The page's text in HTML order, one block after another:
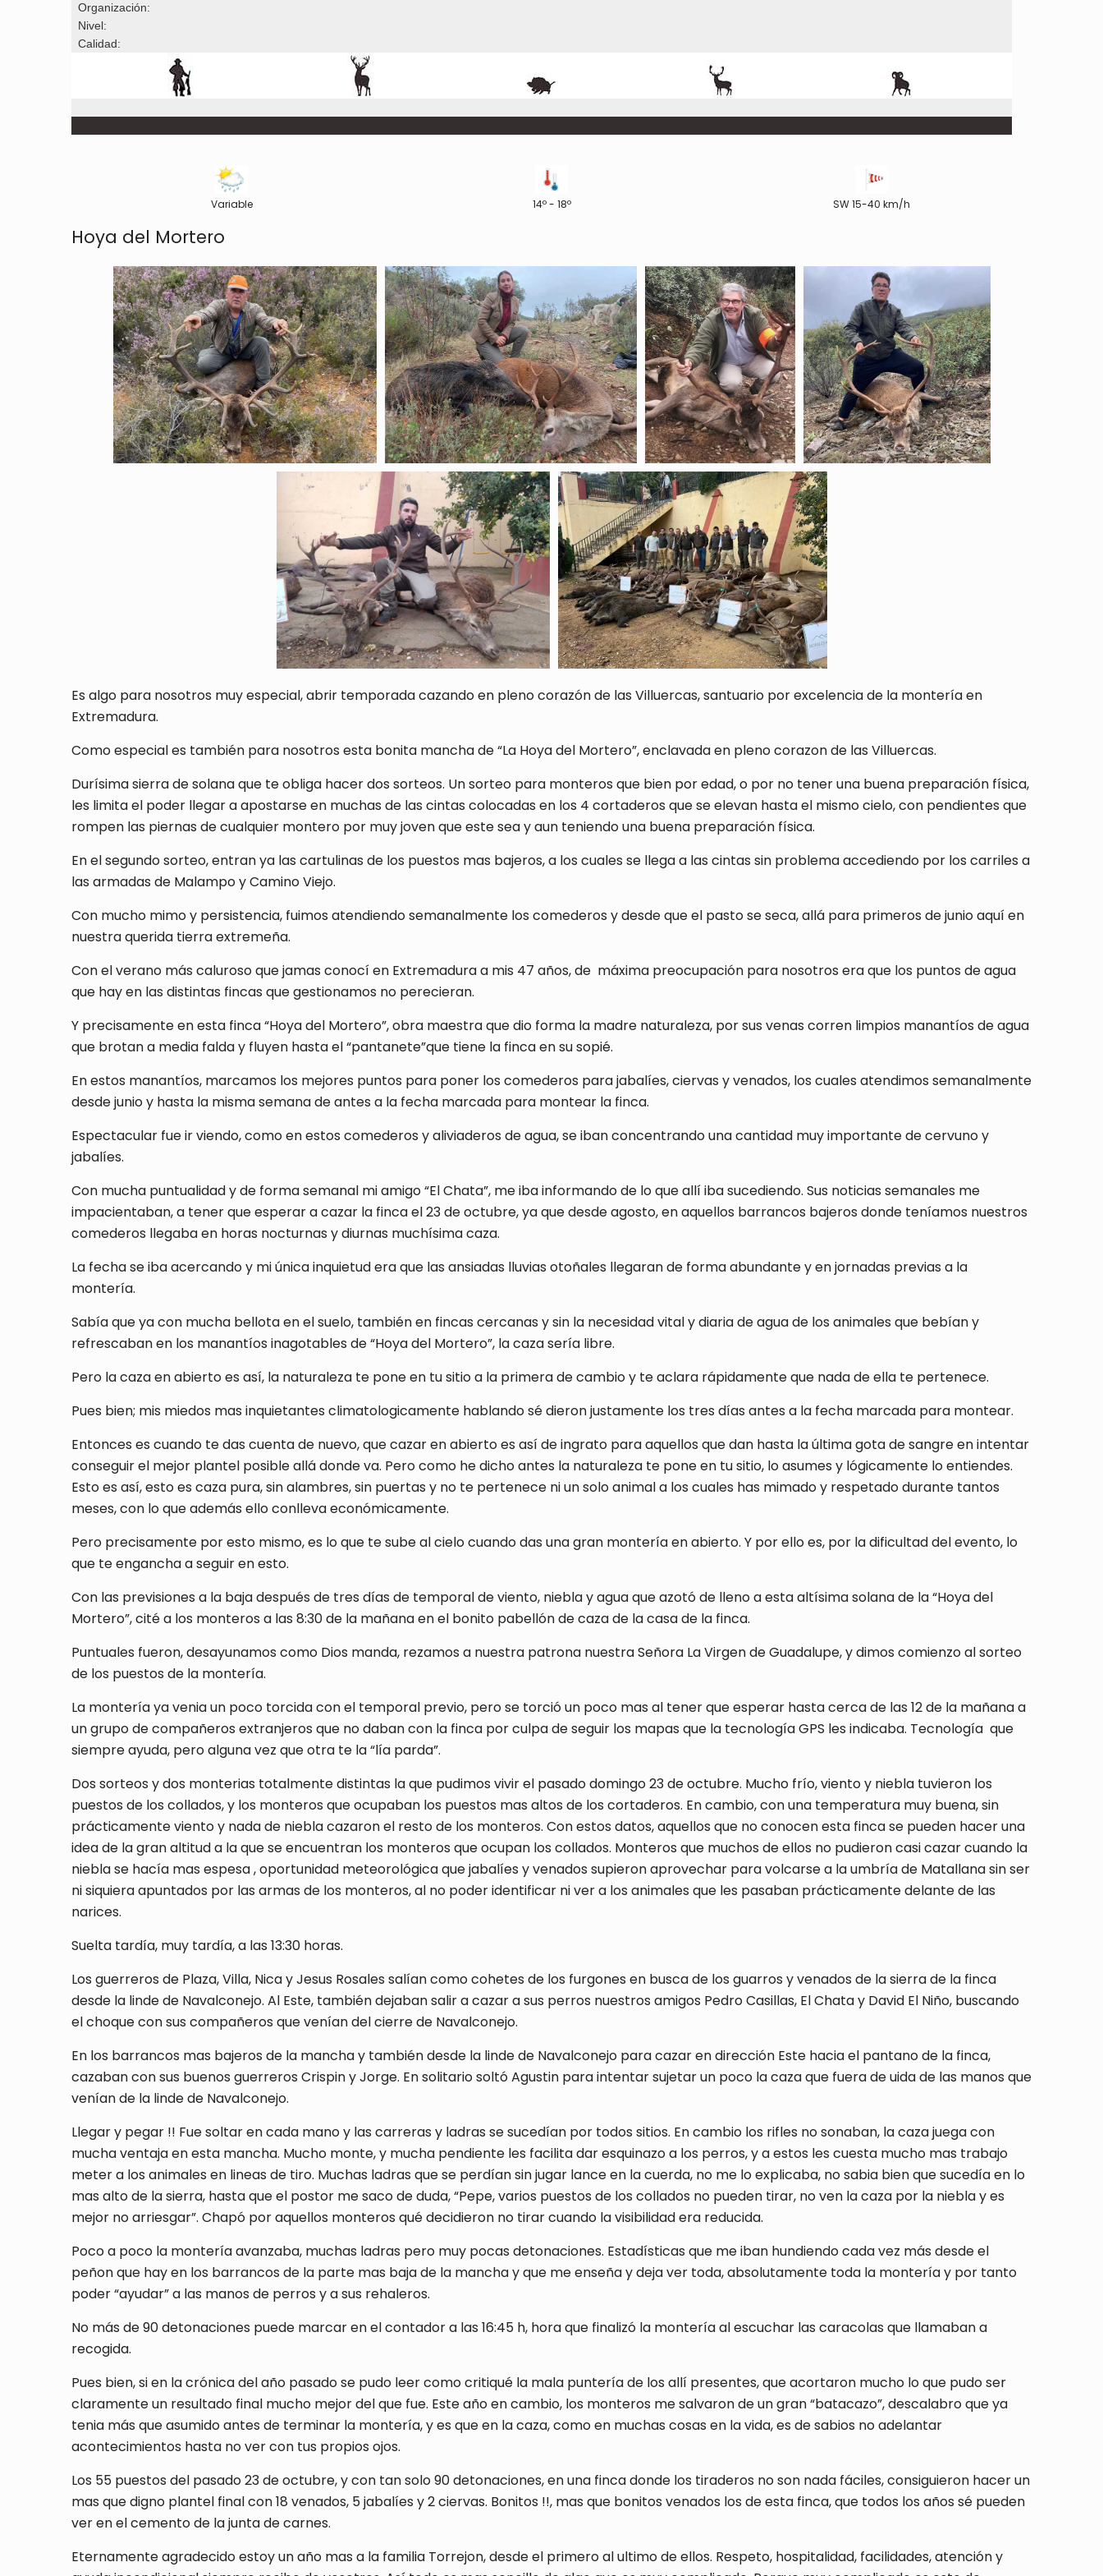
Organización:
Nivel:
Calidad:
Variable 14º - 18º SW 15-40 km/h
Hoya del Mortero
Es algo para nosotros muy especial, abrir temporada cazando en pleno corazón de las Villuercas, santuario por excelencia de la montería en
Extremadura.
Como especial es también para nosotros esta bonita mancha de “La Hoya del Mortero”, enclavada en pleno corazon de las Villuercas.
Durísima sierra de solana que te obliga hacer dos sorteos. Un sorteo para monteros que bien por edad, o por no tener una buena preparación física,
les limita el poder llegar a apostarse en muchas de las cintas colocadas en los 4 cortaderos que se elevan hasta el mismo cielo, con pendientes que
rompen las piernas de cualquier montero por muy joven que este sea y aun teniendo una buena preparación física.
En el segundo sorteo, entran ya las cartulinas de los puestos mas bajeros, a los cuales se llega a las cintas sin problema accediendo por los carriles a
las armadas de Malampo y Camino Viejo.
Con mucho mimo y persistencia, fuimos atendiendo semanalmente los comederos y desde que el pasto se seca, allá para primeros de junio aquí en
nuestra querida tierra extremeña.
Con el verano más caluroso que jamas conocí en Extremadura a mis 47 años, de máxima preocupación para nosotros era que los puntos de agua
que hay en las distintas fincas que gestionamos no perecieran.
Y precisamente en esta finca “Hoya del Mortero”, obra maestra que dio forma la madre naturaleza, por sus venas corren limpios manantíos de agua
que brotan a media falda y fluyen hasta el “pantanete”que tiene la finca en su sopié.
En estos manantíos, marcamos los mejores puntos para poner los comederos para jabalíes, ciervas y venados, los cuales atendimos semanalmente
desde junio y hasta la misma semana de antes a la fecha marcada para montear la finca.
Espectacular fue ir viendo, como en estos comederos y aliviaderos de agua, se iban concentrando una cantidad muy importante de cervuno y
jabalíes.
Con mucha puntualidad y de forma semanal mi amigo “El Chata”, me iba informando de lo que allí iba sucediendo. Sus noticias semanales me
impacientaban, a tener que esperar a cazar la finca el 23 de octubre, ya que desde agosto, en aquellos barrancos bajeros donde teníamos nuestros
comederos llegaba en horas nocturnas y diurnas muchísima caza.
La fecha se iba acercando y mi única inquietud era que las ansiadas lluvias otoñales llegaran de forma abundante y en jornadas previas a la
montería.
Sabía que ya con mucha bellota en el suelo, también en fincas cercanas y sin la necesidad vital y diaria de agua de los animales que bebían y
refrescaban en los manantíos inagotables de “Hoya del Mortero”, la caza sería libre.
Pero la caza en abierto es así, la naturaleza te pone en tu sitio a la primera de cambio y te aclara rápidamente que nada de ella te pertenece.
Pues bien; mis miedos mas inquietantes climatologicamente hablando sé dieron justamente los tres días antes a la fecha marcada para montear.
Entonces es cuando te das cuenta de nuevo, que cazar en abierto es así de ingrato para aquellos que dan hasta la última gota de sangre en intentar
conseguir el mejor plantel posible allá donde va. Pero como he dicho antes la naturaleza te pone en tu sitio, lo asumes y lógicamente lo entiendes.
Esto es así, esto es caza pura, sin alambres, sin puertas y no te pertenece ni un solo animal a los cuales has mimado y respetado durante tantos
meses, con lo que además ello conlleva económicamente.
Pero precisamente por esto mismo, es lo que te sube al cielo cuando das una gran montería en abierto. Y por ello es, por la dificultad del evento, lo
que te engancha a seguir en esto.
Con las previsiones a la baja después de tres días de temporal de viento, niebla y agua que azotó de lleno a esta altísima solana de la “Hoya del
Mortero”, cité a los monteros a las 8:30 de la mañana en el bonito pabellón de caza de la casa de la finca.
Puntuales fueron, desayunamos como Dios manda, rezamos a nuestra patrona nuestra Señora La Virgen de Guadalupe, y dimos comienzo al sorteo
de los puestos de la montería.
La montería ya venia un poco torcida con el temporal previo, pero se torció un poco mas al tener que esperar hasta cerca de las 12 de la mañana a
un grupo de compañeros extranjeros que no daban con la finca por culpa de seguir los mapas que la tecnología GPS les indicaba. Tecnología que
siempre ayuda, pero alguna vez que otra te la “lía parda”.
Dos sorteos y dos monterias totalmente distintas la que pudimos vivir el pasado domingo 23 de octubre. Mucho frío, viento y niebla tuvieron los
puestos de los collados, y los monteros que ocupaban los puestos mas altos de los cortaderos. En cambio, con una temperatura muy buena, sin
prácticamente viento y nada de niebla cazaron el resto de los monteros. Con estos datos, aquellos que no conocen esta finca se pueden hacer una
idea de la gran altitud a la que se encuentran los monteros que ocupan los collados. Monteros que muchos de ellos no pudieron casi cazar cuando la
niebla se hacía mas espesa , oportunidad meteorológica que jabalíes y venados supieron aprovechar para volcarse a la umbría de Matallana sin ser
ni siquiera apuntados por las armas de los monteros, al no poder identificar ni ver a los animales que les pasaban prácticamente delante de las
narices.
Suelta tardía, muy tardía, a las 13:30 horas.
Los guerreros de Plaza, Villa, Nica y Jesus Rosales salían como cohetes de los furgones en busca de los guarros y venados de la sierra de la finca
desde la linde de Navalconejo. Al Este, también dejaban salir a cazar a sus perros nuestros amigos Pedro Casillas, El Chata y David El Niño, buscando
el choque con sus compañeros que venían del cierre de Navalconejo.
En los barrancos mas bajeros de la mancha y también desde la linde de Navalconejo para cazar en dirección Este hacia el pantano de la finca,
cazaban con sus buenos guerreros Crispin y Jorge. En solitario soltó Agustin para intentar sujetar un poco la caza que fuera de uida de las manos que
venían de la linde de Navalconejo.
Llegar y pegar !! Fue soltar en cada mano y las carreras y ladras se sucedían por todos sitios. En cambio los rifles no sonaban, la caza juega con
mucha ventaja en esta mancha. Mucho monte, y mucha pendiente les facilita dar esquinazo a los perros, y a estos les cuesta mucho mas trabajo
meter a los animales en lineas de tiro. Muchas ladras que se perdían sin jugar lance en la cuerda, no me lo explicaba, no sabia bien que sucedía en lo
mas alto de la sierra, hasta que el postor me saco de duda, “Pepe, varios puestos de los collados no pueden tirar, no ven la caza por la niebla y es
mejor no arriesgar”. Chapó por aquellos monteros qué decidieron no tirar cuando la visibilidad era reducida.
Poco a poco la montería avanzaba, muchas ladras pero muy pocas detonaciones. Estadísticas que me iban hundiendo cada vez más desde el
peñon que hay en los barrancos de la parte mas baja de la mancha y que me enseña y deja ver toda, absolutamente toda la montería y por tanto
poder “ayudar” a las manos de perros y a sus rehaleros.
No más de 90 detonaciones puede marcar en el contador a las 16:45 h, hora que finalizó la montería al escuchar las caracolas que llamaban a
recogida.
Pues bien, si en la crónica del año pasado se pudo leer como critiqué la mala puntería de los allí presentes, que acortaron mucho lo que pudo ser
claramente un resultado final mucho mejor del que fue. Este año en cambio, los monteros me salvaron de un gran “batacazo”, descalabro que ya
tenia más que asumido antes de terminar la montería, y es que en la caza, como en muchas cosas en la vida, es de sabios no adelantar
acontecimientos hasta no ver con tus propios ojos.
Los 55 puestos del pasado 23 de octubre, y con tan solo 90 detonaciones, en una finca donde los tiraderos no son nada fáciles, consiguieron hacer un
mas que digno plantel final con 18 venados, 5 jabalíes y 2 ciervas. Bonitos !!, mas que bonitos venados los de esta finca, que todos los años sé pueden
ver en el cemento de la junta de carnes.
Eternamente agradecido estoy un año mas a la familia Torrejon, desde el primero al ultimo de ellos. Respeto, hospitalidad, facilidades, atención y